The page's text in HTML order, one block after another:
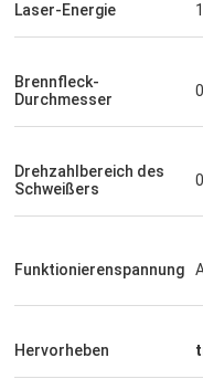
Stefano
Die Maschine schaut
gebaut. wie es!
Laser-Energie
Brennfleck-
Durchmesser
Drehzahlbereich des
Schweißers
Funktionierenspannung
Hervorheben